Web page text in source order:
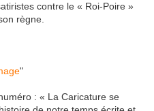
contre le « Roi-Poire »
règne.
"
: « La Caricature se